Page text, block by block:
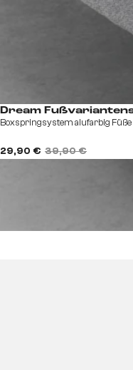
Dream
Boxspringsystem alufarbig
29,90 € 39,90 €